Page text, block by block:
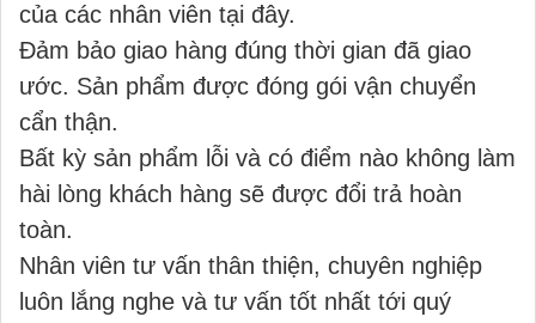
của các nhân viên tại đây.
Đảm bảo giao hàng đúng thời gian đã giao
ước. Sản phẩm được đóng gói vận chuyển
cẩn thận.
Bất kỳ sản phẩm lỗi và có điểm nào không làm
hài lòng khách hàng sẽ được đổi trả hoàn
toàn.
Nhân viên tư vấn thân thiện, chuyên nghiệp
luôn lắng nghe và tư vấn tốt nhất tới quý